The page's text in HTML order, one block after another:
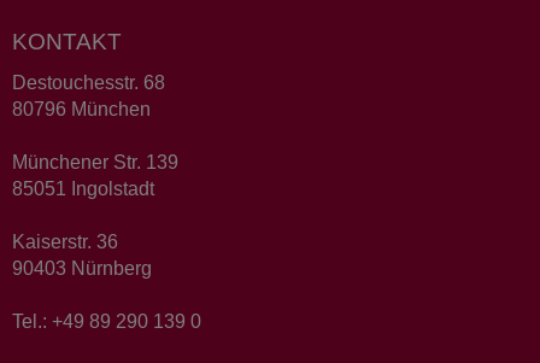
KONTAKT
Destouchesstr. 68
80796 München
Münchener Str. 139
85051 Ingolstadt
Kaiserstr. 36
90403 Nürnberg
Tel.: +49 89 290 139 0